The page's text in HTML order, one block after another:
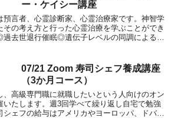
ー・ケイシー講座
預言者、心霊診断家、心霊治療家です。神智学
の考え方と行った心霊治療を学ぶことができ
去世退行催眠◎遺伝子レベルの同調による身
07/21 Zoom 寿司シェフ養成講座
（3か月コース）
、高級専門職に就職したいという人向けのオン
いたします。週3回学べて繰り返し自宅で勉強
シェフの給与はアメリカやヨーロッパ、ドバイ